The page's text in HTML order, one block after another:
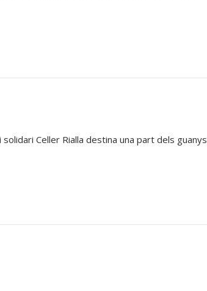
Celler Rialla destina una part dels guanys